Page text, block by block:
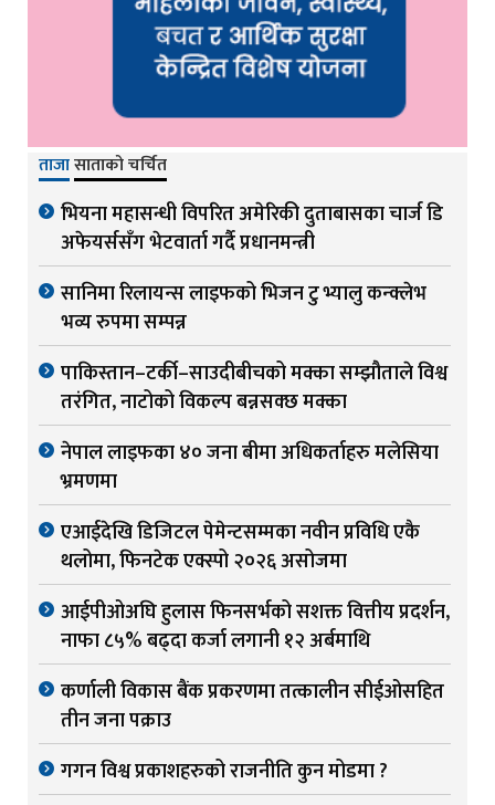
ताजासाताको चर्चित
भियना महासन्धी विपरित अमेरिकी दुताबासका चार्ज डि
अफेयर्ससँग भेटवार्ता गर्दै प्रधानमन्त्री
सानिमा रिलायन्स लाइफको भिजन टु भ्यालु कन्क्लेभ
भव्य रुपमा सम्पन्न
पाकिस्तान–टर्की–साउदीबीचको मक्का सम्झौताले विश्व
तरंगित, नाटोको विकल्प बन्नसक्छ मक्का
नेपाल लाइफका ४० जना बीमा अधिकर्ताहरु मलेसिया
भ्रमणमा
एआईदेखि डिजिटल पेमेन्टसम्मका नवीन प्रविधि एकै
थलोमा, फिनटेक एक्स्पो २०२६ असोजमा
आईपीओअघि हुलास फिनसर्भको सशक्त वित्तीय प्रदर्शन,
नाफा ८५% बढ्दा कर्जा लगानी १२ अर्बमाथि
कर्णाली विकास बैंक प्रकरणमा तत्कालीन सीईओसहित
तीन जना पक्राउ
गगन विश्व प्रकाशहरुको राजनीति कुन मोडमा ?